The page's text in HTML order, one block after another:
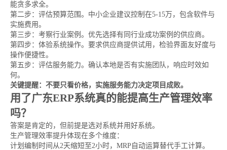
能贪多求全。
第二步：评估预算范围。中小企业建议控制在5-15万，包含软件与
实施费用。
第三步：考察行业案例。优先选择有同行业成功案例的供应商。
第四步：体验系统操作。要求供应商提供试用，检验界面友好度与
操作便捷性。
第五步：评估服务能力。确认本地是否有实施团队，响应时效如
何。
关键提醒：不要只看价格，实施服务能力决定项目成败。
用了广东ERP系统真的能提高生产管理效率
吗？
答案是肯定的，但前提是选对系统并用好系统。
生产管理效率提升体现在多个维度：
计划编制时间从2天缩短至2小时，MRP自动运算替代手工计算。